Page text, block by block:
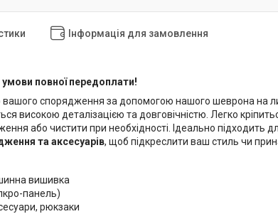
Інформація для замовлення
умови повної передоплати!
вашого спорядження за допомогою нашого шеврона на
високою деталізацією та довговічністю. Легко
або чистити при необхідності. Ідеально підходить
та аксесуарів, щоб підкреслити ваш стиль чи
вишивка
панель)
рюкзаки